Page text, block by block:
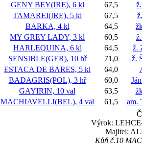
GENY BEY(IRE), 6 kl 67,5
TAMAREI(IRE), 5 kl 67,5
BARKA, 4 kl 64,5
MY GREY LADY, 3 kl 60,5
HARLEQUINA, 6 kl 64,5
ž.
SENSIBLE(GER), 10 hř 71,0
ž.
ESTACA DE BARES, 5 kl 64,0
BADAGRIS(POL), 3 hř 60,0
GAYIRIN, 10 val 63,5
MACHIAVELLI(BEL), 4 val 61,5
am.
Výrok:
Majitel:
Kůň č.10